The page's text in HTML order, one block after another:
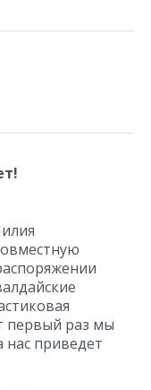
первый раз мы
нас приведет